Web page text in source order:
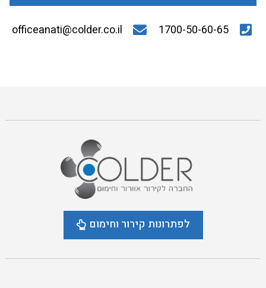
1700-50-60-65
officeanati@colder.co.il
לפתרונות קירור וחימום